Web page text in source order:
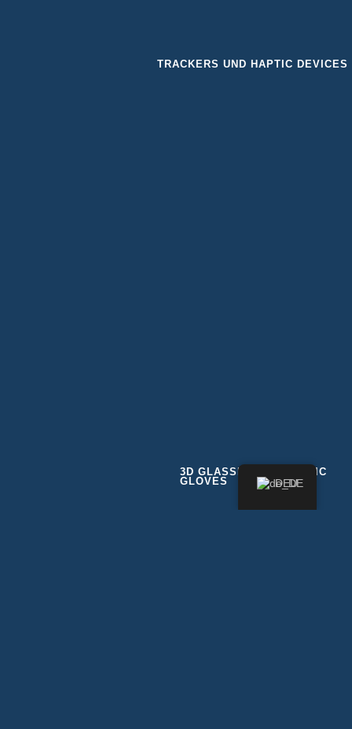
TRACKERS UND HAPTIC DEVICES
3D GLASSES UND HAPTIC
GLOVES
DEU